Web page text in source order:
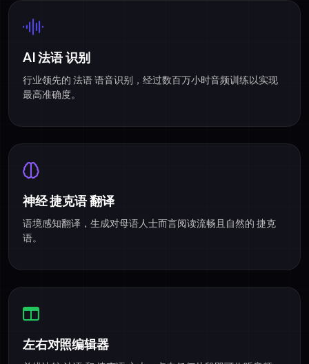
AI 法语 识别
行业领先的 法语 语音识别，经过数百万小时音频训练以实现
最高准确度。
神经 捷克语 翻译
语境感知翻译，生成对母语人士而言阅读流畅且自然的 捷克
语。
左右对照编辑器